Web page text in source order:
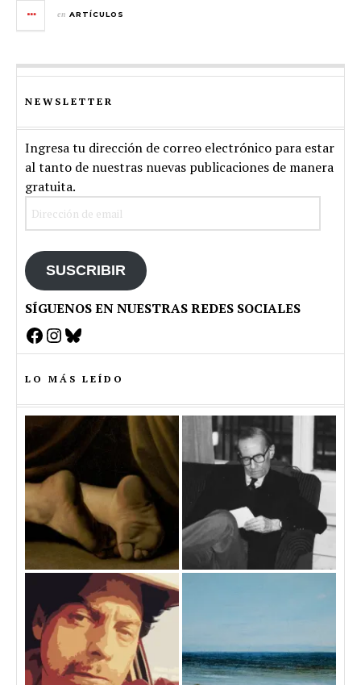
en ARTÍCULOS
NEWSLETTER
Ingresa tu dirección de correo electrónico para estar
al tanto de nuestras nuevas publicaciones de manera
gratuita.
SUSCRIBIR
SÍGUENOS EN NUESTRAS REDES SOCIALES
Facebook
Instagram
Bluesky
LO MÁS LEÍDO